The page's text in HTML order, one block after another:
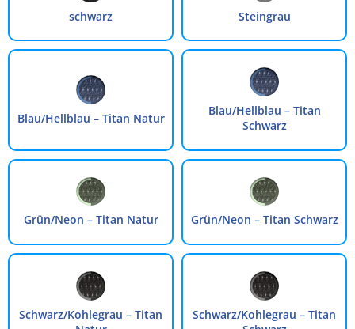
schwarz Steingrau
Blau/Hellblau – Titan Natur
Blau/Hellblau – Titan
Schwarz
Grün/Neon – Titan Natur Grün/Neon – Titan Schwarz
Schwarz/Kohlegrau – Titan
Schwarz/Kohlegrau – Titan